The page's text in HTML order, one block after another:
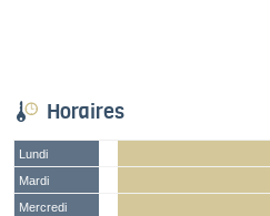
Horaires
Lundi
Mardi
Mercredi